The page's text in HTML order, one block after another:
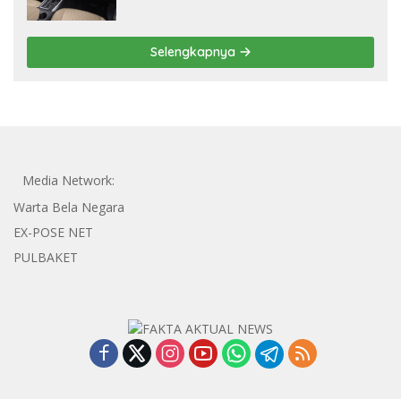
Selengkapnya
Media Network:
Warta Bela Negara
EX-POSE NET
PULBAKET